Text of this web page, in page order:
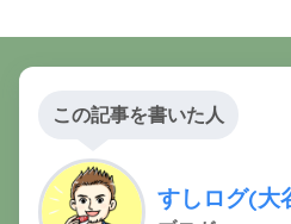
この記事を書いた人
すしログ(大